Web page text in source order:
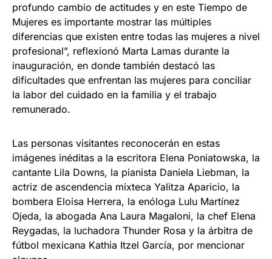
profundo cambio de actitudes y en este Tiempo de
Mujeres es importante mostrar las múltiples
diferencias que existen entre todas las mujeres a nivel
profesional”, reflexionó Marta Lamas durante la
inauguración, en donde también destacó las
dificultades que enfrentan las mujeres para conciliar
la labor del cuidado en la familia y el trabajo
remunerado.
Las personas visitantes reconocerán en estas
imágenes inéditas a la escritora Elena Poniatowska, la
cantante Lila Downs, la pianista Daniela Liebman, la
actriz de ascendencia mixteca Yalitza Aparicio, la
bombera Eloisa Herrera, la enóloga Lulu Martínez
Ojeda, la abogada Ana Laura Magaloni, la chef Elena
Reygadas, la luchadora Thunder Rosa y la árbitra de
fútbol mexicana Kathia Itzel García, por mencionar